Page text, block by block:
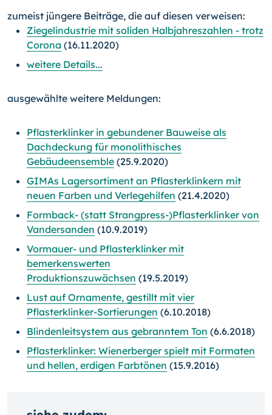
zumeist jüngere Beiträge, die auf diesen verweisen:
Ziegelindustrie mit soliden Halbjahreszahlen - trotz
Corona (16.11.2020)
weitere Details...
ausgewählte weitere Meldungen:
Pflasterklinker in gebundener Bauweise als
Dachdeckung für monolithisches
Gebäudeensemble (25.9.2020)
GIMAs Lagersortiment an Pflasterklinkern mit
neuen Farben und Verlegehilfen (21.4.2020)
Formback- (statt Strangpress-)Pflasterklinker von
Vandersanden (10.9.2019)
Vormauer- und Pflasterklinker mit
bemerkenswerten
Produktionszuwächsen (19.5.2019)
Lust auf Ornamente, gestillt mit vier
Pflasterklinker-Sortierungen (6.10.2018)
Blindenleitsystem aus gebranntem Ton (6.6.2018)
Pflasterklinker: Wienerberger spielt mit Formaten
und hellen, erdigen Farbtönen (15.9.2016)